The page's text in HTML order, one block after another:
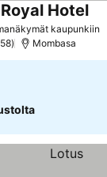
kaupunkiin
Hotel
Mombasa